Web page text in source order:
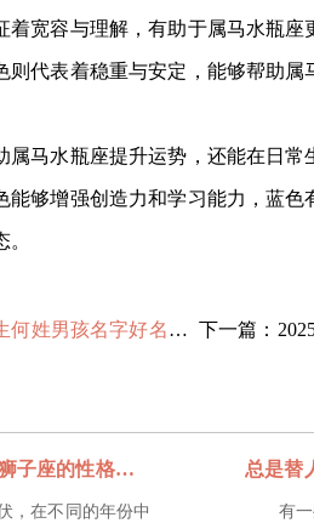
着宽容与理解，有助于属马水瓶
代表着稳重与安定，能够帮助属
马水瓶座提升运势，还能在日常
够增强创造力和学习能力，蓝
男孩名字好名字推荐
属羊狮子座2024年运势 属羊狮子座的性格特征
，在不同的年份中
总是替
有